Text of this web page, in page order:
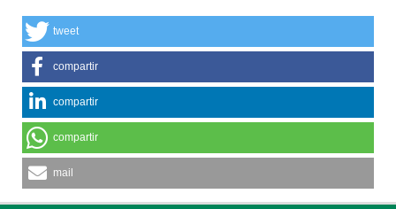
tweet
compartir
compartir
compartir
mail